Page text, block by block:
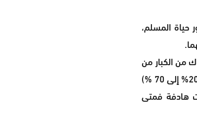
حياة المسلم،
من الكبار من
تتراكم عليه الكتب والبحوث، ومن الصغار من يعانون من الفقد التعليمي خلال العطلة (من 20% إلى 70 %)
هادفة فمتى